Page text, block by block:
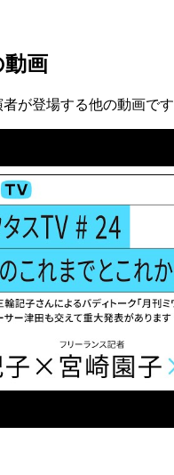
動画
が登場する他の動画です